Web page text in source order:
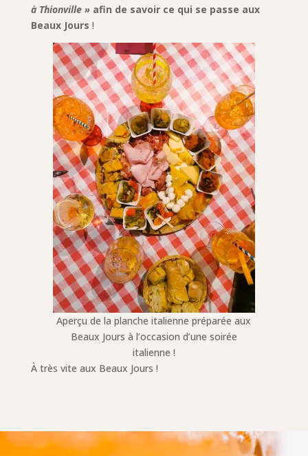
à Thionville »afin de savoir ce qui se passe aux
Beaux Jours !
Aperçu de la planche italienne préparée aux
Beaux Jours à l’occasion d’une soirée
italienne !
À très vite aux Beaux Jours !